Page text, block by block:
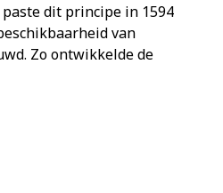
dit principe in 1594
van
Zo ontwikkelde de